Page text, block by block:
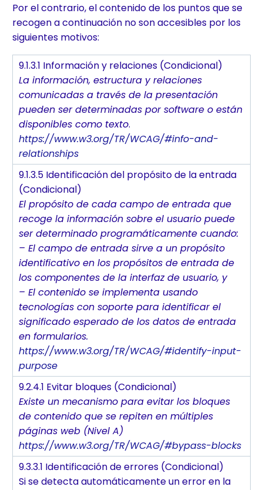
Por el contrario, el contenido de los puntos que se
recogen a continuación no son accesibles por los
siguientes motivos:
9.1.3.1 Información y relaciones (Condicional)
La información, estructura y relaciones
comunicadas a través de la presentación
pueden ser determinadas por software o están
disponibles como texto.
https://www.w3.org/TR/WCAG/#info-and-
relationships
9.1.3.5 Identificación del propósito de la entrada
(Condicional)
El propósito de cada campo de entrada que
recoge la información sobre el usuario puede
ser determinado programáticamente cuando:
– El campo de entrada sirve a un propósito
identificativo en los propósitos de entrada de
los componentes de la interfaz de usuario, y
– El contenido se implementa usando
tecnologías con soporte para identificar el
significado esperado de los datos de entrada
en formularios.
https://www.w3.org/TR/WCAG/#identify-input-
purpose
9.2.4.1 Evitar bloques (Condicional)
Existe un mecanismo para evitar los bloques
de contenido que se repiten en múltiples
páginas web (Nivel A)
https://www.w3.org/TR/WCAG/#bypass-blocks
9.3.3.1 Identificación de errores (Condicional)
Si se detecta automáticamente un error en la